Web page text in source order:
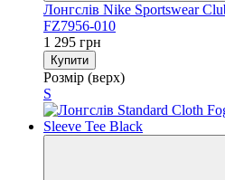
Лонгслів Nike Sportswear
FZ7956-010
1 295 грн
Купити
Розмір (верх)
S